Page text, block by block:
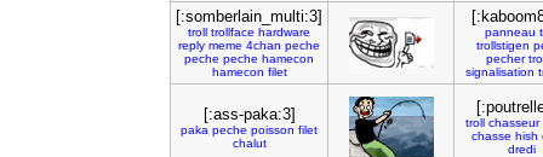
[:somberlain_multi:3]
troll trollface hardware
reply meme 4chan peche
peche peche hamecon
hamecon filet
panneau
trollstigen
pecher
signalisation
[:ass-paka:3]
paka peche poisson filet
chalut
troll chasseur
chasse hish
dredi